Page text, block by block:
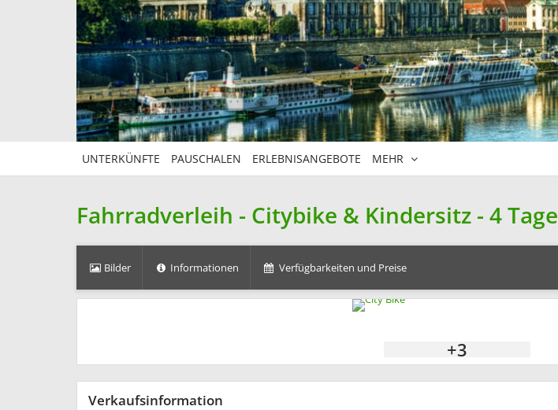
UNTERKÜNFTE PAUSCHALEN ERLEBNISANGEBOTE MEHR
Fahrradverleih - Citybike & Kindersitz - 4 Tage
Bilder Informationen Verfügbarkeiten und Preise
+3
Verkaufsinformation